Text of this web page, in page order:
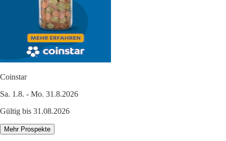
Coinstar
Sa. 1.8. - Mo. 31.8.2026
Gültig bis 31.08.2026
Mehr Prospekte